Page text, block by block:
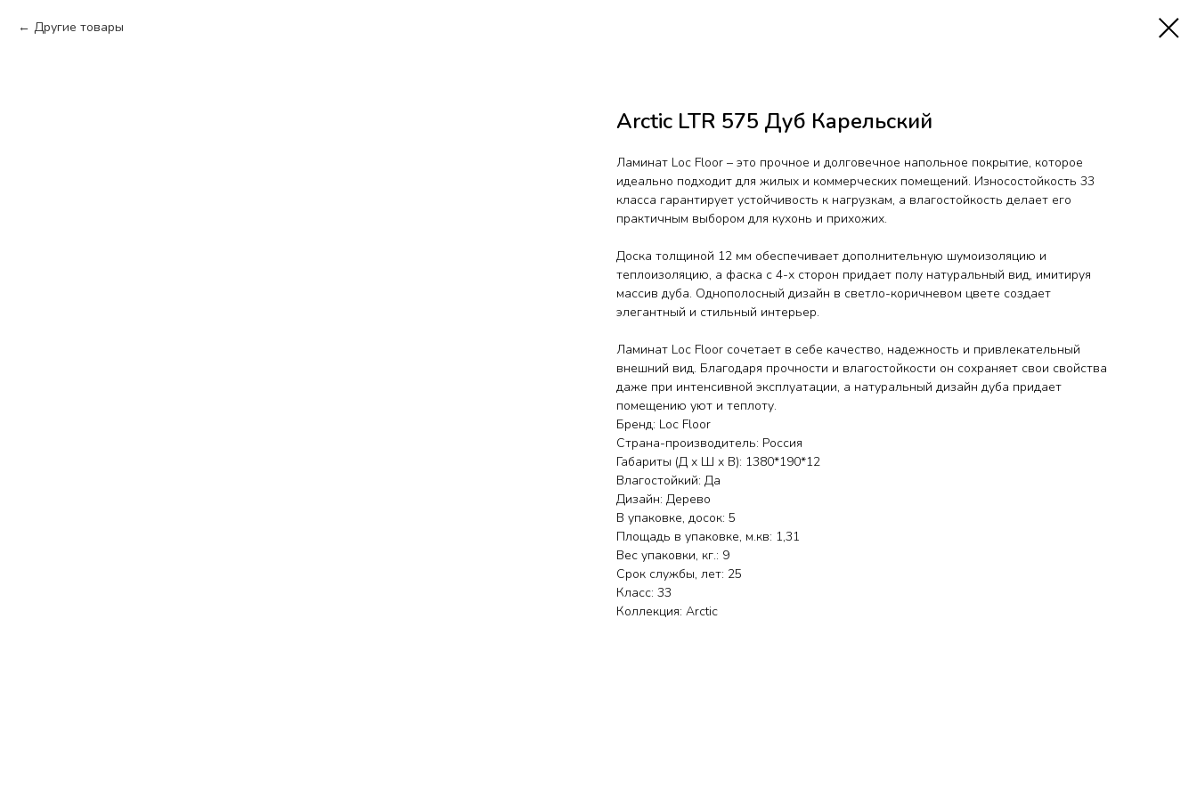
Другие товары
Arctic LTR 575 Дуб Карельский
Ламинат Loc Floor – это прочное и долговечное напольное покрытие, которое
идеально подходит для жилых и коммерческих помещений. Износостойкость 33
класса гарантирует устойчивость к нагрузкам, а влагостойкость делает его
практичным выбором для кухонь и прихожих.
Доска толщиной 12 мм обеспечивает дополнительную шумоизоляцию и
теплоизоляцию, а фаска с 4-х сторон придает полу натуральный вид, имитируя
массив дуба. Однополосный дизайн в светло-коричневом цвете создает
элегантный и стильный интерьер.
Ламинат Loc Floor сочетает в себе качество, надежность и привлекательный
внешний вид. Благодаря прочности и влагостойкости он сохраняет свои свойства
даже при интенсивной эксплуатации, а натуральный дизайн дуба придает
помещению уют и теплоту.
Бренд: Loc Floor
Страна-производитель: Россия
Габариты (Д х Ш х В): 1380*190*12
Влагостойкий: Да
Дизайн: Дерево
В упаковке, досок: 5
Площадь в упаковке, м.кв: 1,31
Вес упаковки, кг.: 9
Срок службы, лет: 25
Класс: 33
Коллекция: Arctic